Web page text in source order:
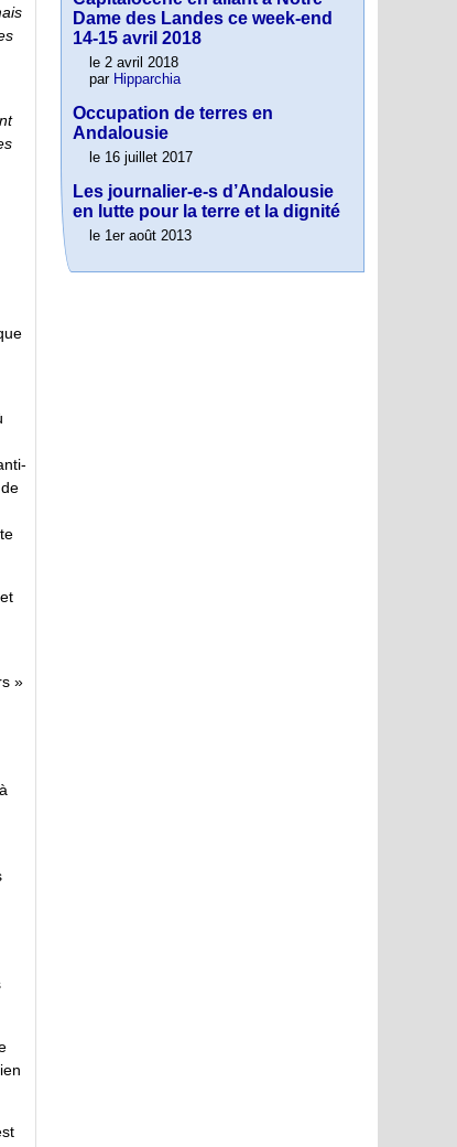
»
Dame des Landes ce week-end
14-15 avril 2018
le 2 avril 2018
par Hipparchia
Occupation de terres en
Andalousie
le 16 juillet 2017
Les journalier-e-s d’Andalousie
en lutte pour la terre et la dignité
le 1er août 2013